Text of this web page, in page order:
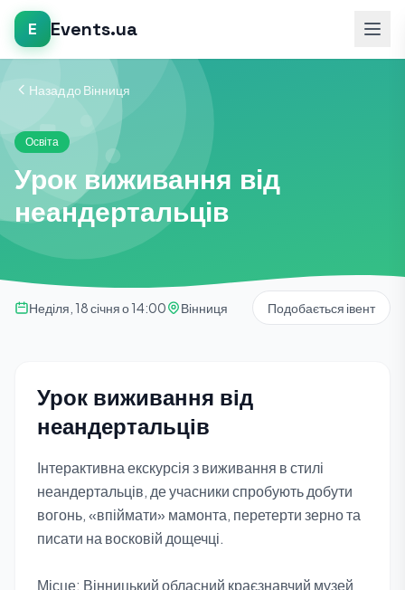
E Events.ua
Назад до Вінниця
Освіта
Урок виживання від
неандертальців
Неділя, 18 січня о 14:00 Вінниця Подобається івент
Урок виживання від
неандертальців
Інтерактивна екскурсія з виживання в стилі
неандертальців, де учасники спробують добути
вогонь, «впіймати» мамонта, перетерти зерно та
писати на восковій дощечці.
Місце: Вінницький обласний краєзнавчий музей